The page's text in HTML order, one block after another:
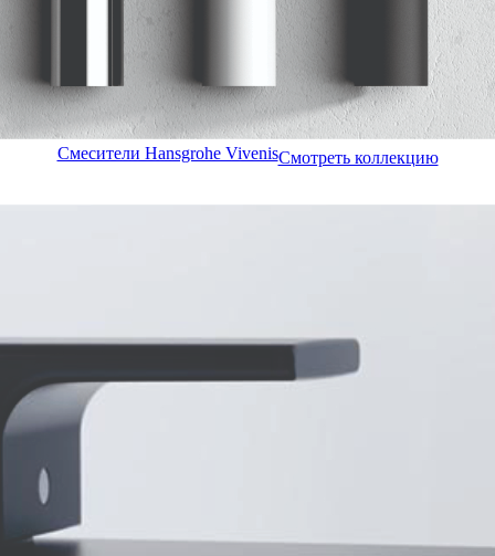
Смесители Hansgrohe VivenisСмотреть коллекцию